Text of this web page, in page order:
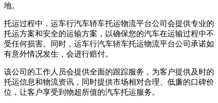
地。
托运过程中，运车行汽车轿车托运物流平台公司会提供专业的
托运方案和安全的运输方案，以确保您的汽车在运输过程中不
受任何损害。同时，运车行汽车轿车托运物流平台公司承诺如
有意外情况发生，会进行赔付。
该公司的工作人员会提供全面的跟踪服务，为客户提供及时的
托运信息和物流资讯，同时提供市场相对合理、低廉的口碑价
位，让客户享受到物超所值的汽车托运服务。